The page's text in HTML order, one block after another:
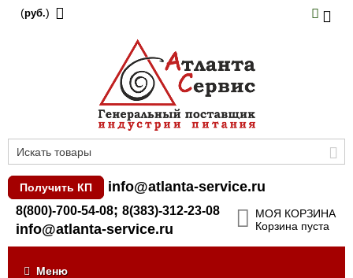
(руб.)
Получить КП info@atlanta-service.ru
8(800)-700-54-08; 8(383)-312-23-08
info@atlanta-service.ru
МОЯ КОРЗИНА
Корзина пуста
Меню